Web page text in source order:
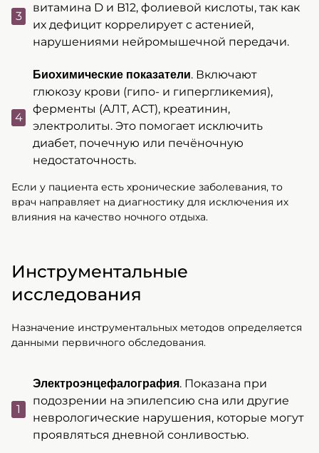
витамина D и B12, фолиевой кислоты, так как
их дефицит коррелирует с астенией,
нарушениями нейромышечной передачи.
Биохимические показатели. Включают
глюкозу крови (гипо- и гипергликемия),
ферменты (АЛТ, АСТ), креатинин,
электролиты. Это помогает исключить
диабет, почечную или печёночную
недостаточность.
Если у пациента есть хронические заболевания, то
врач направляет на диагностику для исключения их
влияния на качество ночного отдыха.
Инструментальные
исследования
Назначение инструментальных методов определяется
данными первичного обследования.
Электроэнцефалография. Показана при
подозрении на эпилепсию сна или другие
неврологические нарушения, которые могут
проявляться дневной сонливостью.